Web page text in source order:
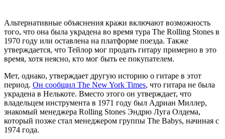
Альтернативные объяснения кражи включают возможность
того, что она была украдена во время тура The Rolling Stones в
1970 году или оставлена на платформе поезда. Также
утверждается, что Тейлор мог продать гитару примерно в это
время, хотя неясно, кто мог быть ее покупателем.
Мет, однако, утверждает другую историю о гитаре в этот
период. Он сообщил The New York Times, что гитара не была
украдена в Нелькоте. Вместо этого он утверждает, что
владельцем инструмента в 1971 году был Адриан Миллер,
знакомый менеджера Rolling Stones Эндрю Луга Олдема,
который позже стал менеджером группы The Babys, начиная с
1974 года.